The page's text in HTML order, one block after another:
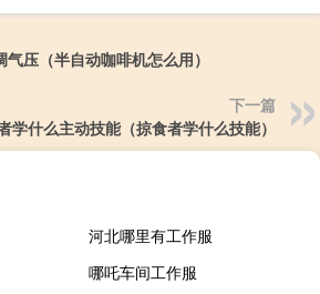
压（半自动咖啡机怎么用）
下一篇
学什么主动技能（掠食者学什么技能）
河北哪里有工作服
哪吒车间工作服